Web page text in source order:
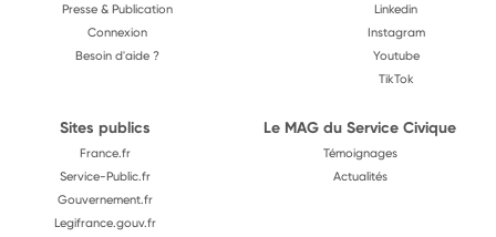
Presse & Publication
Connexion
Besoin d'aide ?
Linkedin
Instagram
Youtube
TikTok
Sites publics
France.fr
Service-Public.fr
Gouvernement.fr
Legifrance.gouv.fr
Le MAG du Service Civique
Témoignages
Actualités